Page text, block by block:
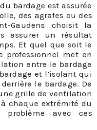
bardage est assurée
des agrafes ou des
Gaudens choisit la
assurer un résultat
Et quel que soit le
professionnel met en
entre le bardage
et l’isolant qui
le bardage. De
grille de ventilation
chaque extrémité du
problème avec ces